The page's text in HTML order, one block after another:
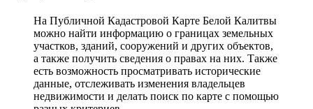
На Публичной Кадастровой Карте Белой Калитвы
можно найти информацию о границах земельных
участков, зданий, сооружений и других объектов,
а также получить сведения о правах на них. Также
есть возможность просматривать исторические
данные, отслеживать изменения владельцев
недвижимости и делать поиск по карте с помощью